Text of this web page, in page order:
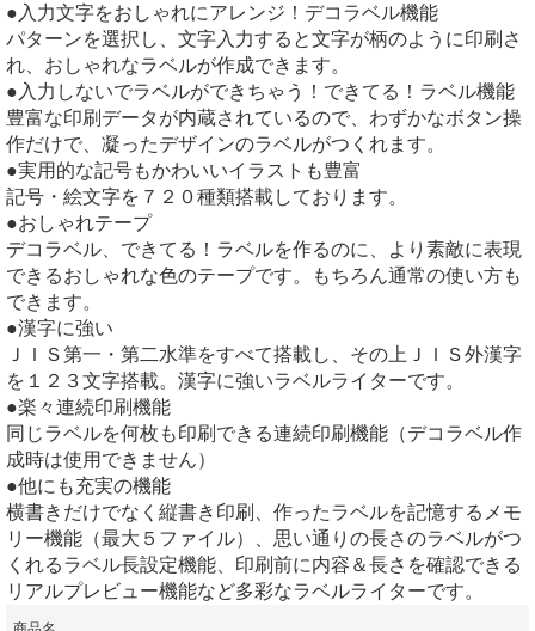
●入力文字をおしゃれにアレンジ！デコラベル機能
パターンを選択し、文字入力すると文字が柄のように印刷さ
れ、おしゃれなラベルが作成できます。
●入力しないでラベルができちゃう！できてる！ラベル機能
豊富な印刷データが内蔵されているので、わずかなボタン操
作だけで、凝ったデザインのラベルがつくれます。
●実用的な記号もかわいいイラストも豊富
記号・絵文字を７２０種類搭載しております。
●おしゃれテープ
デコラベル、できてる！ラベルを作るのに、より素敵に表現
できるおしゃれな色のテープです。もちろん通常の使い方も
できます。
●漢字に強い
ＪＩＳ第一・第二水準をすべて搭載し、その上ＪＩＳ外漢字
を１２３文字搭載。漢字に強いラベルライターです。
●楽々連続印刷機能
同じラベルを何枚も印刷できる連続印刷機能（デコラベル作
成時は使用できません）
●他にも充実の機能
横書きだけでなく縦書き印刷、作ったラベルを記憶するメモ
リー機能（最大５ファイル）、思い通りの長さのラベルがつ
くれるラベル長設定機能、印刷前に内容＆長さを確認できる
リアルプレビュー機能など多彩なラベルライターです。